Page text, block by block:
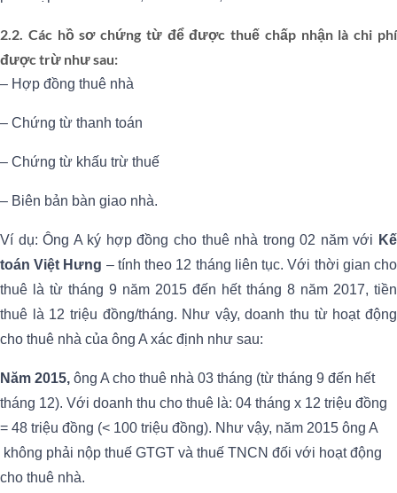
2.2. Các hồ sơ chứng từ để được thuế chấp nhận là chi phí
được trừ như sau:
– Hợp đồng thuê nhà
– Chứng từ thanh toán
– Chứng từ khấu trừ thuế
– Biên bản bàn giao nhà.
Ví dụ: Ông A ký hợp đồng cho thuê nhà trong 02 năm với Kế
toán Việt Hưng – tính theo 12 tháng liên tục. Với thời gian cho
thuê là từ tháng 9 năm 2015 đến hết tháng 8 năm 2017, tiền
thuê là 12 triệu đồng/tháng. Như vậy, doanh thu từ hoạt động
cho thuê nhà của ông A xác định như sau:
Năm 2015, ông A cho thuê nhà 03 tháng (từ tháng 9 đến hết
tháng 12). Với doanh thu cho thuê là: 04 tháng x 12 triệu đồng
= 48 triệu đồng (< 100 triệu đồng). Như vậy, năm 2015 ông A
không phải nộp thuế GTGT và thuế TNCN đối với hoạt động
cho thuê nhà.